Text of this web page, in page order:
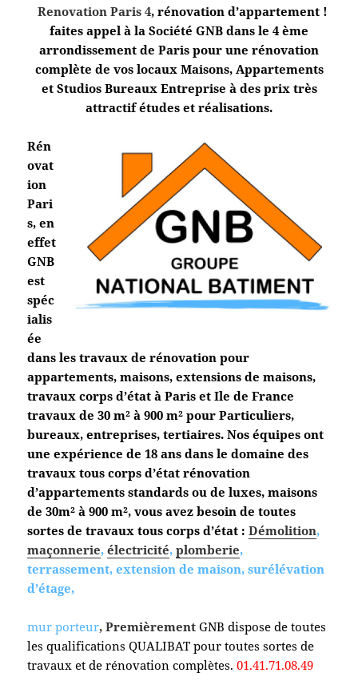
Renovation Paris 4, rénovation d’appartement !
faites appel à la Société GNB dans le 4 ème
arrondissement de Paris pour une rénovation
complète de vos locaux Maisons, Appartements
et Studios Bureaux Entreprise à des prix très
attractif études et réalisations.
Rén
ovat
ion
Pari
s, en
effet
GNB
est
spéc
ialis
ée
dans les travaux de rénovation pour
appartements, maisons, extensions de maisons,
travaux corps d’état à Paris et Ile de France
travaux de 30 m² à 900 m² pour Particuliers,
bureaux, entreprises, tertiaires. Nos équipes ont
une expérience de 18 ans dans le domaine des
travaux tous corps d’état rénovation
d’appartements standards ou de luxes, maisons
de 30m² à 900 m², vous avez besoin de toutes
sortes de travaux tous corps d’état : Démolition,
maçonnerie,électricité,plomberie,
terrassement, extension de maison, surélévation
d’étage,
mur porteur, PremièrementGNB dispose de toutes
les qualifications QUALIBAT pour toutes sortes de
travaux et de rénovation complètes.01.41.71.08.49